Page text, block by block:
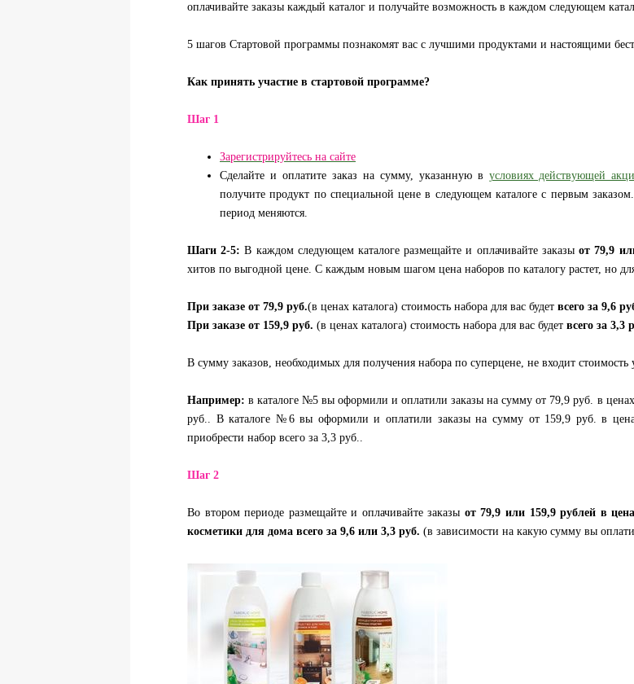
оплачивайте заказы каждый каталог и получайте возможность в каждом следующем
5 шагов Стартовой программы познакомят вас с лучшими продуктами и настоящими
Как принять участие в стартовой программе?
Шаг 1
Зарегистрируйтесь на сайте
Сделайте и оплатите заказ на сумму, указанную в условиях действующей
получите продукт по специальной цене в следующем каталоге с первым
период меняются.
Шаги 2-5: В каждом следующем каталогеразмещайте и оплачивайте заказыот 79,9
хитов по выгодной цене. С каждым новым шагом цена наборов по каталогу растет, но
При заказе от 79,9 руб.(в ценах каталога) стоимость набора для вас будет всего за 9,6
При заказе от 159,9 руб. (в ценах каталога) стоимость набора для вас будет всего за 3,3
В сумму заказов, необходимых для получения набора по суперцене, не входит стоимость
Например: в каталоге №5 вы оформили и оплатили заказы на сумму от 79,9 руб. в
руб.. В каталоге №6 вы оформили и оплатили заказы на сумму от 159,9 руб. в
приобрести набор всего за 3,3 руб..
Шаг 2
Во втором периоде размещайте и оплачивайте заказы от79,9 или 159,9 рублей в
косметики для дома всего за 9,6 или 3,3 руб. (в зависимости на какую сумму вы